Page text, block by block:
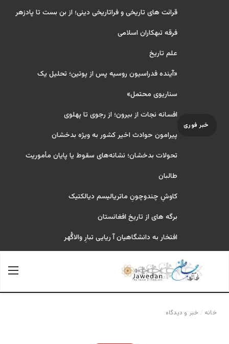
خبر فوری
قرائت های تاریخی و فراتاریخی دینی؛ از بن بست تا پادزهر
فرقه تبهکاران اسلامی
علم تاریخ
«آینده فدراسیون روسیه پس از پوتین؛ تحلیل یک
سناریوی محتمل»
افسانه نجات از بیرون؛ از رجوی تا پهلوی
پیرامون حوادث اخیر کشور به ویژه بدخشان
تحولات بدخشان؛ نشانه‌های سقوط یا پایان مأموریت
طالبان
کاوشِ چندو‌چونِ ماتریالیسم دیالکتیک
برگه های از تاریخ افغانستان
افتخار به دانشگاهیان آ ریایی تبارِ والاگُهر
جستجو برای
خانه / خبر و دیدگاه